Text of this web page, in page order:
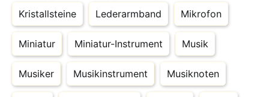
Kristallsteine Lederarmband Mikrofon
Miniatur Miniatur-Instrument Musik
Musiker Musikinstrument Musiknoten